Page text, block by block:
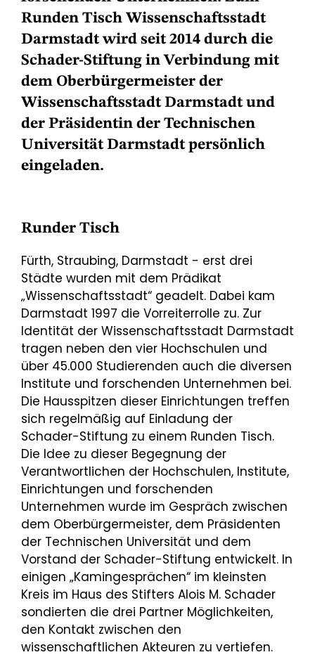
Runden Tisch Wissenschaftsstadt
Darmstadt wird seit 2014 durch die
Schader-Stiftung in Verbindung mit
dem Oberbürgermeister der
Wissenschaftsstadt Darmstadt und
der Präsidentin der Technischen
Universität Darmstadt persönlich
eingeladen.
Runder Tisch
Fürth, Straubing, Darmstadt - erst drei
Städte wurden mit dem Prädikat
„Wissenschaftsstadt“ geadelt. Dabei kam
Darmstadt 1997 die Vorreiterrolle zu. Zur
Identität der Wissenschaftsstadt Darmstadt
tragen neben den vier Hochschulen und
über 45.000 Studierenden auch die diversen
Institute und forschenden Unternehmen bei.
Die Hausspitzen dieser Einrichtungen treffen
sich regelmäßig auf Einladung der
Schader-Stiftung zu einem Runden Tisch.
Die Idee zu dieser Begegnung der
Verantwortlichen der Hochschulen, Institute,
Einrichtungen und forschenden
Unternehmen wurde im Gespräch zwischen
dem Oberbürgermeister, dem Präsidenten
der Technischen Universität und dem
Vorstand der Schader-Stiftung entwickelt. In
einigen „Kamingesprächen“ im kleinsten
Kreis im Haus des Stifters Alois M. Schader
sondierten die drei Partner Möglichkeiten,
den Kontakt zwischen den
wissenschaftlichen Akteuren zu vertiefen.